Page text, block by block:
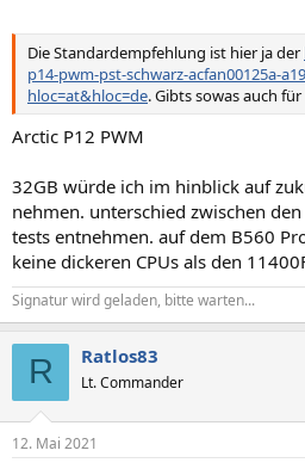
Die Standardempfehlung ist hier ja der
p14-pwm-pst-schwarz-acfan00125a-
hloc=at&hloc=de. Gibts sowas auch
Arctic P12 PWM
32GB würde ich im hinblick auf
nehmen. unterschied zwischen
tests entnehmen. auf dem B560
keine dickeren CPUs als den
Signatur wird geladen, bitte warten...
R Ratlos83
Lt. Commander
12. Mai 2021